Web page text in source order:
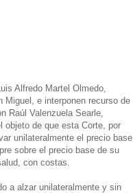
Alfredo Martel Olmedo,
e interponen recurso de
Raúl Valenzuela Searle,
de que esta Corte, por
unilateralmente el precio base
sobre el precio base de su
con costas.
a alzar unilateralmente y sin